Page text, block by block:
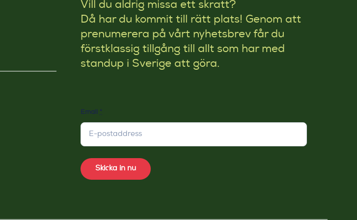
Vill du aldrig missa ett skratt?
Då har du kommit till rätt plats! Genom att
prenumerera på vårt nyhetsbrev får du
förstklassig tillgång till allt som har med
standup i Sverige att göra.
Email *
Skicka in nu